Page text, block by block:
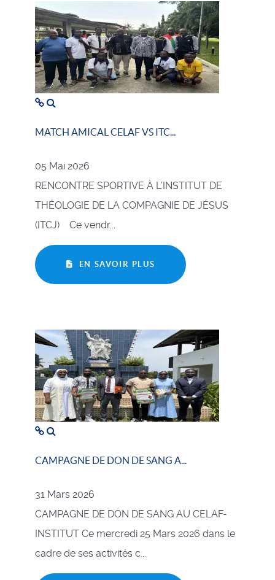
MATCH AMICAL CELAF VS ITC...
05 Mai 2026
RENCONTRE SPORTIVE À L’INSTITUT DE
THÉOLOGIE DE LA COMPAGNIE DE JÉSUS
(ITCJ) Ce vendr...
EN SAVOIR PLUS
CAMPAGNE DE DON DE SANG A...
31 Mars 2026
CAMPAGNE DE DON DE SANG AU CELAF-
INSTITUT Ce mercredi 25 Mars 2026 dans le
cadre de ses activités c...